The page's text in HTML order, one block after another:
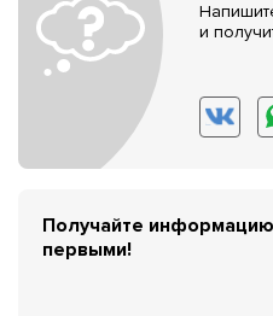
и
Получайте
первыми!